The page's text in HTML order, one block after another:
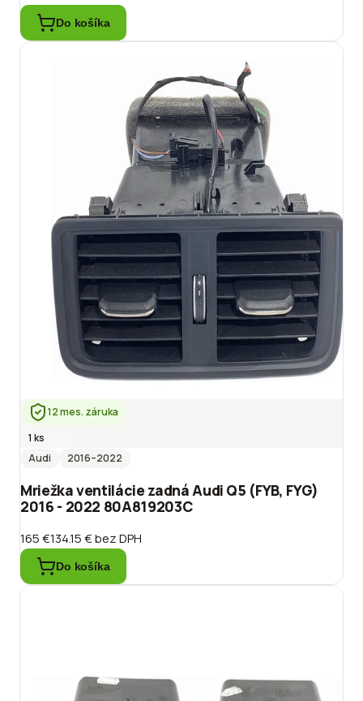
Do košíka
12 mes. záruka
1 ks
Audi
2016–2022
Mriežka ventilácie zadná Audi Q5 (FYB, FYG)
2016 - 2022 80A819203C
165 €134.15 €bez DPH
Do košíka